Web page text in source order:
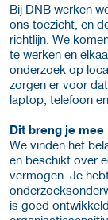
Bij DNB werken
ons toezicht, en
richtlijn. We
te werken en
onderzoek op
zorgen er voor
laptop, telefoon
Dit breng je mee
We vinden het
en beschikt over
vermogen. Je
is goed